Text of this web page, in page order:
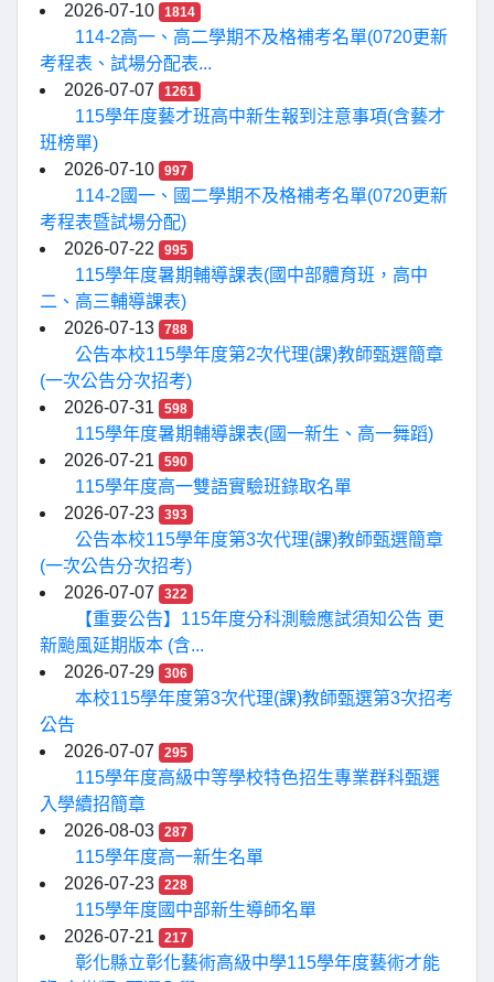
2026-07-10
1814
114-2高一、高二學期不及格補考名單(0720更新
考程表、試場分配表...
2026-07-07
1261
115學年度藝才班高中新生報到注意事項(含藝才
班榜單)
2026-07-10
997
114-2國一、國二學期不及格補考名單(0720更新
考程表暨試場分配)
2026-07-22
995
115學年度暑期輔導課表(國中部體育班，高中
二、高三輔導課表)
2026-07-13
788
公告本校115學年度第2次代理(課)教師甄選簡章
(一次公告分次招考)
2026-07-31
598
115學年度暑期輔導課表(國一新生、高一舞蹈)
2026-07-21
590
115學年度高一雙語實驗班錄取名單
2026-07-23
393
公告本校115學年度第3次代理(課)教師甄選簡章
(一次公告分次招考)
2026-07-07
322
【重要公告】115年度分科測驗應試須知公告 更
新颱風延期版本 (含...
2026-07-29
306
本校115學年度第3次代理(課)教師甄選第3次招考
公告
2026-07-07
295
115學年度高級中等學校特色招生專業群科甄選
入學續招簡章
2026-08-03
287
115學年度高一新生名單
2026-07-23
228
115學年度國中部新生導師名單
2026-07-21
217
彰化縣立彰化藝術高級中學115學年度藝術才能